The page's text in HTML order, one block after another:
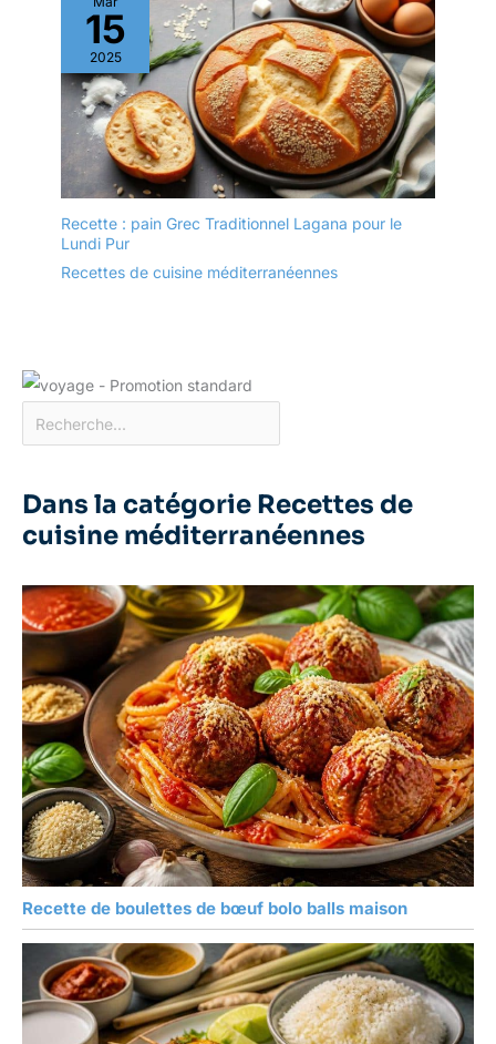
culinaires.
15
2025
Recette : pain Grec Traditionnel Lagana pour le
Lundi Pur
Recettes de cuisine méditerranéennes
Dans la catégorie Recettes de
cuisine méditerranéennes
Recette de boulettes de bœuf bolo balls maison